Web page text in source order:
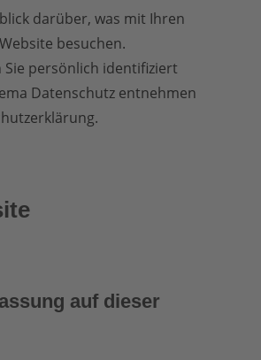
darüber, was mit Ihren
besuchen.
persönlich identifiziert
Datenschutz entnehmen
auf dieser